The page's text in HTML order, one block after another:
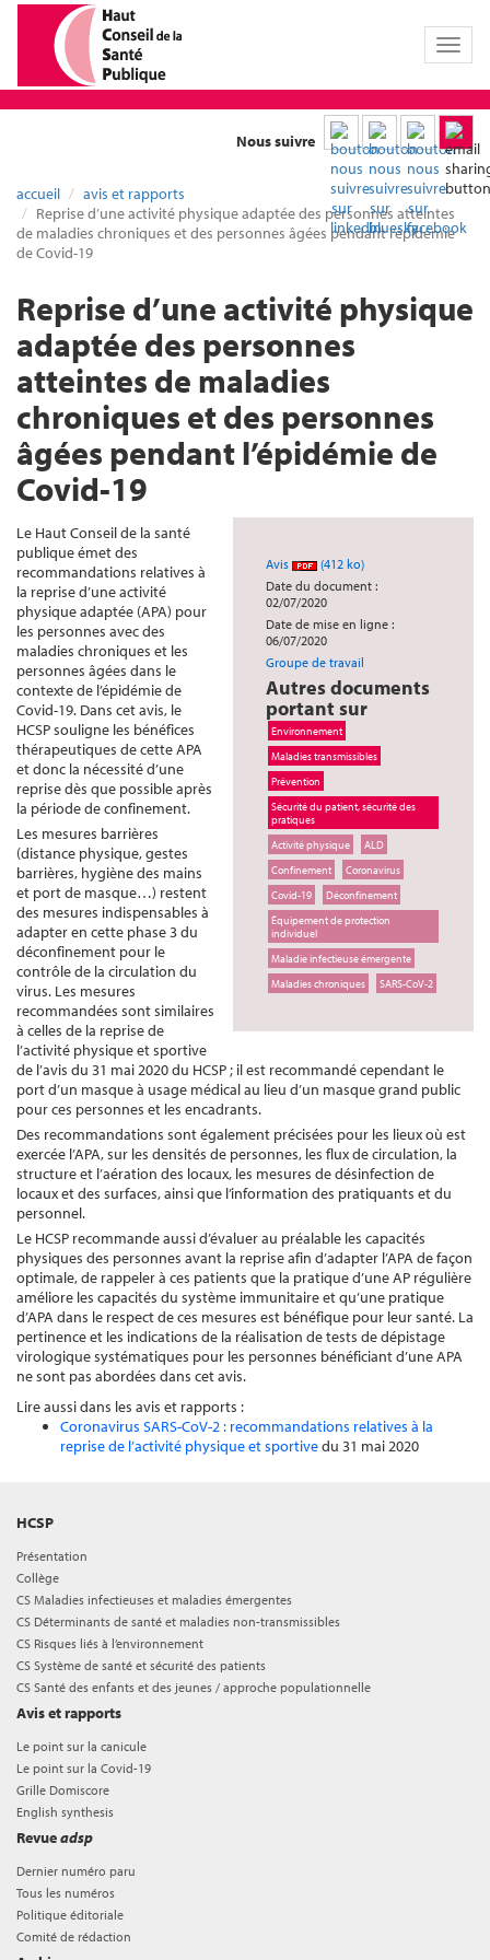
Toggle
Nous suivre
accueil
avis et rapports
Reprise d’une activité physique adaptée des personnes atteintes
de maladies chroniques et des personnes âgées pendant l’épidémie
de Covid-19
Reprise d’une activité physique
adaptée des personnes
atteintes de maladies
chroniques et des personnes
âgées pendant l’épidémie de
Covid-19
Avis
(412 ko)
Date du document :
02/07/2020
Date de mise en ligne :
06/07/2020
Groupe de travail
Autres documents
portant sur
Environnement
Maladies transmissibles
Prévention
Sécurité du patient, sécurité des
pratiques
Activité physique
ALD
Confinement
Coronavirus
Covid-19
Déconfinement
Équipement de protection
individuel
Maladie infectieuse émergente
Maladies chroniques
SARS-CoV-2
Le Haut Conseil de la santé
publique émet des
recommandations relatives à
la reprise d’une activité
physique adaptée (APA) pour
les personnes avec des
maladies chroniques et les
personnes âgées dans le
contexte de l’épidémie de
Covid-19. Dans cet avis, le
HCSP souligne les bénéfices
thérapeutiques de cette APA
et donc la nécessité d’une
reprise dès que possible après
la période de confinement.
Les mesures barrières
(distance physique, gestes
barrières, hygiène des mains
et port de masque…) restent
des mesures indispensables à
adapter en cette phase 3 du
déconfinement pour le
contrôle de la circulation du
virus. Les mesures
recommandées sont similaires
à celles de la reprise de
l’activité physique et sportive
de l’avis du 31 mai 2020 du HCSP ; il est recommandé cependant le
port d’un masque à usage médical au lieu d’un masque grand public
pour ces personnes et les encadrants.
Des recommandations sont également précisées pour les lieux où est
exercée l’APA, sur les densités de personnes, les flux de circulation, la
structure et l’aération des locaux, les mesures de désinfection de
locaux et des surfaces, ainsi que l’information des pratiquants et du
personnel.
Le HCSP recommande aussi d’évaluer au préalable les capacités
physiques des personnes avant la reprise afin d’adapter l’APA de façon
optimale, de rappeler à ces patients que la pratique d’une AP régulière
améliore les capacités du système immunitaire et qu’une pratique
d’APA dans le respect de ces mesures est bénéfique pour leur santé. La
pertinence et les indications de la réalisation de tests de dépistage
virologique systématiques pour les personnes bénéficiant d’une APA
ne sont pas abordées dans cet avis.
Lire aussi dans les avis et rapports :
Coronavirus SARS-CoV-2 : recommandations relatives à la
reprise de l’activité physique et sportivedu 31 mai 2020
HCSP
Présentation
Collège
CS Maladies infectieuses et maladies émergentes
CS Déterminants de santé et maladies non-transmissibles
CS Risques liés à l’environnement
CS Système de santé et sécurité des patients
CS Santé des enfants et des jeunes / approche populationnelle
Avis et rapports
Le point sur la canicule
Le point sur la Covid-19
Grille Domiscore
English synthesis
Revueadsp
Dernier numéro paru
Tous les numéros
Politique éditoriale
Comité de rédaction